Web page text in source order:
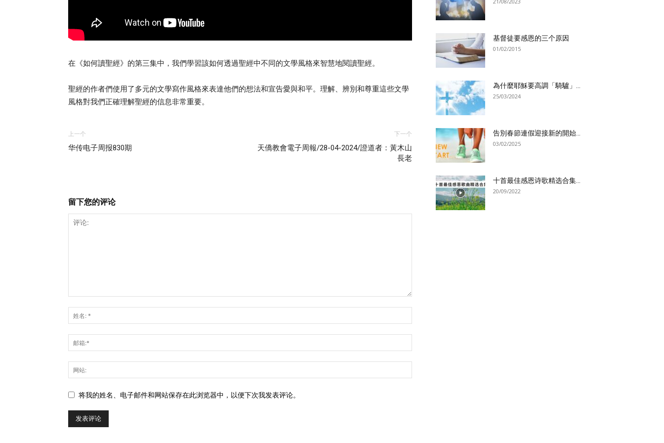
在《如何讀聖經》的第三集中，我們學習該如何透過聖經中不同的文學風格來智慧地閱讀聖經。
聖經的作者們使用了多元的文學寫作風格來表達他們的想法和宣告愛與和平。理解、辨別和尊重這些文學
風格對我們正確理解聖經的信息非常重要。
上一个
华传电子周报830期
下一个
天僑教會電子周報/28-04-2024/證道者：黃木山
長老
留下您的评论
将我的姓名、电子邮件和网站保存在此浏览器中，以便下次我发表评论。
基督徒要感恩的三个原因
01/02/2015
為什麼耶穌要高調「騎驢」...
25/03/2024
告別春節連假迎接新的開始...
03/02/2025
十首最佳感恩诗歌精选合集...
20/09/2022